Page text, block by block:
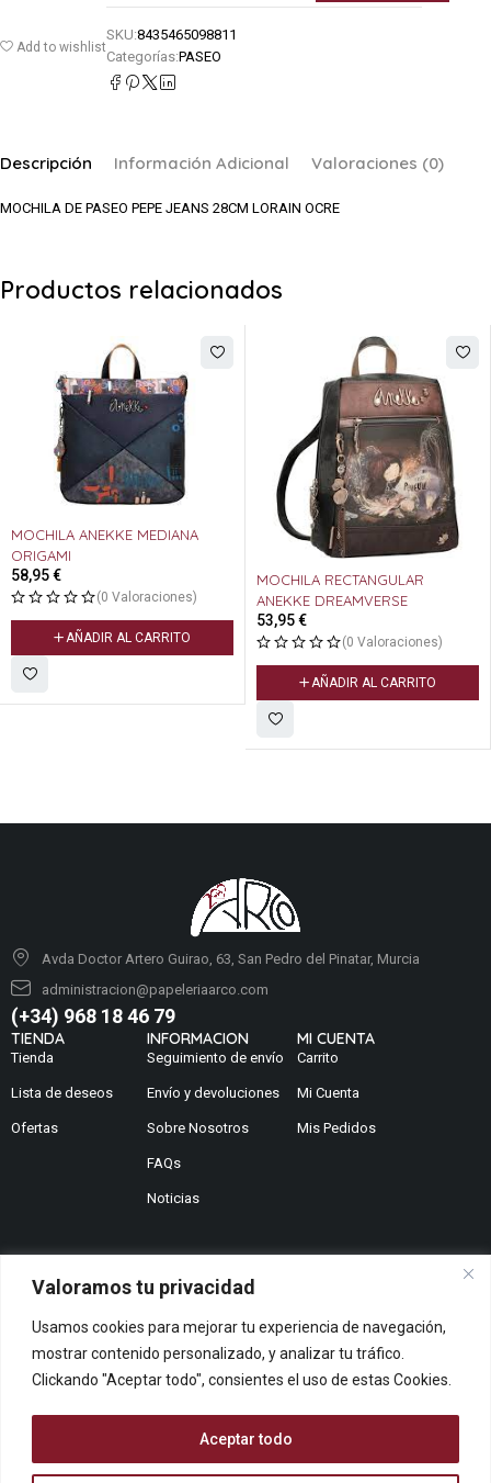
Valoramos tu privacidad
Usamos cookies para mejorar tu experiencia de navegación,
mostrar contenido personalizado, y analizar tu tráfico.
Clickando "Aceptar todo", consientes el uso de estas Cookies.
Aceptar todo
Add to wishlist
SKU:8435465098811
Categorías:PASEO
Descripción Información Adicional Valoraciones (0)
MOCHILA DE PASEO PEPE JEANS 28CM LORAIN OCRE
Productos relacionados
MOCHILA ANEKKE MEDIANA
ORIGAMI
58,95€
(0 Valoraciones)
AÑADIR AL CARRITO
MOCHILA RECTANGULAR
ANEKKE DREAMVERSE
53,95€
(0 Valoraciones)
AÑADIR AL CARRITO
Avda Doctor Artero Guirao, 63, San Pedro del Pinatar, Murcia
administracion@papeleriaarco.com
(+34) 968 18 46 79
TIENDA
Tienda
Lista de deseos
Ofertas
INFORMACION
Seguimiento de envío
Envío y devoluciones
Sobre Nosotros
FAQs
Noticias
MI CUENTA
Carrito
Mi Cuenta
Mis Pedidos
¿Te podemos ayudar?
Queremos saber tu opinión